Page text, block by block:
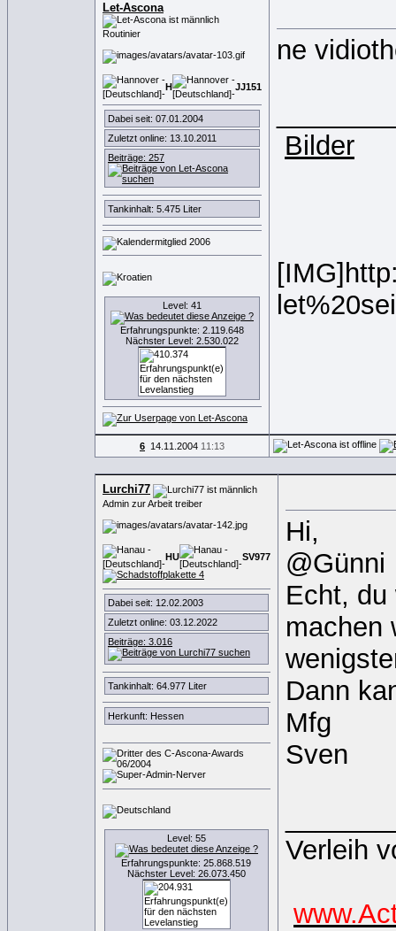
Let-Ascona
Routinier
H JJ151
Dabei seit: 07.01.2004
Zuletzt online: 13.10.2011
Beiträge: 257
Tankinhalt: 5.475 Liter
Level: 41
Erfahrungspunkte: 2.119.648
Nächster Level: 2.530.022
ne
Bilder
6 14.11.2004 11:13
Lurchi77
Admin zur Arbeit treiber
HU SV977
Dabei seit: 12.02.2003
Zuletzt online: 03.12.2022
Beiträge: 3.016
Tankinhalt: 64.977 Liter
Herkunft: Hessen
Level: 55
Erfahrungspunkte: 25.868.519
Nächster Level: 26.073.450
Hi,
@Günni
Echt, du
machen
Dann
Mfg
Sven
Verleih